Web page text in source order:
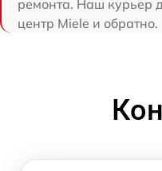
ремонта. Наш курьер
центр Miele и обратно.